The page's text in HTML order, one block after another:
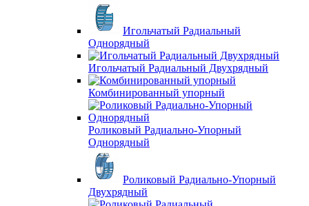
Игольчатый Радиальный
Однорядный
Игольчатый Радиальный Двухрядный
Комбинированный упорный
Роликовый Радиально-Упорный
Однорядный
Роликовый Радиально-Упорный
Двухрядный